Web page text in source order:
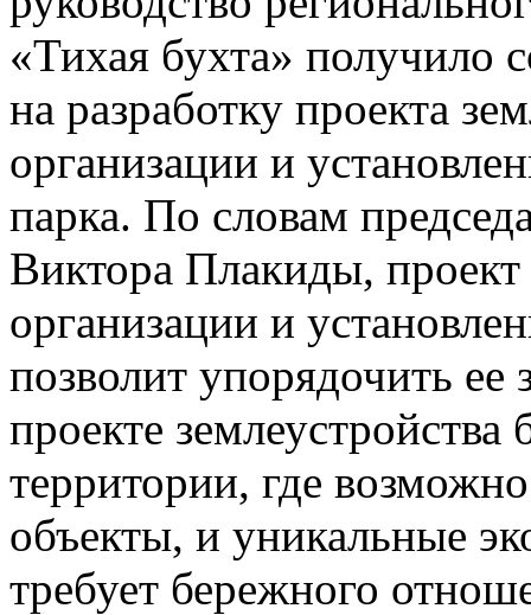
«Тихая бухта» получило
на разработку проекта
организации и
парка. По словам
Виктора Плакиды, проект
организации и
позволит упорядочить ее
проекте
территории, где
объекты, и уникальные
требует бережного